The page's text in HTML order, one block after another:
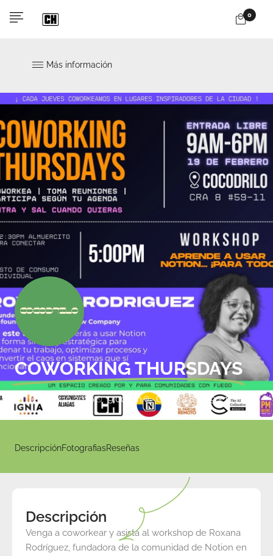
0
Más información
COWORKING THURSDAYS
febrero 19 2026 9:00 am Carrera 8 # 59 - 11
DescripciónFotografiasReseñas
Descripción
Venga a coworkear y asista al workshop de Roxana
Rodríguez, fundadora de la comunidad de Notion en